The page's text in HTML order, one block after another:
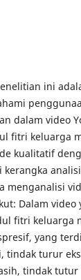
ini
dalam video
fitri keluarga
kualitatif
menganalisi
Dalam video
fitri keluarga
yang
tindak turur
tindak